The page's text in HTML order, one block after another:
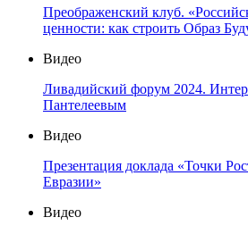
Преображенский клуб.
ценности: как строить Образ
Видео
Ливадийский форум 2024.
Пантелеевым
Видео
Презентация доклада «Точки
Евразии»
Видео